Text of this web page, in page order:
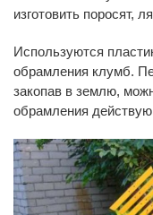
изготовить поросят,
Используются
обрамления клумб.
закопав в землю,
обрамления